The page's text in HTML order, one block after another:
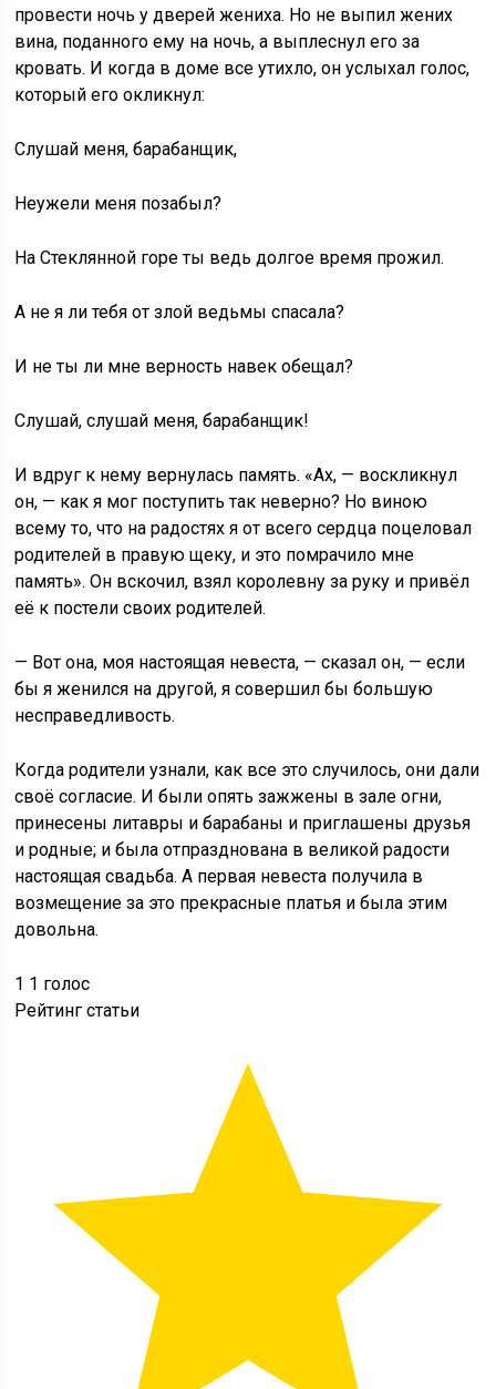
провести ночь у дверей жениха. Но не выпил жених
вина, поданного ему на ночь, а выплеснул его за
кровать. И когда в доме все утихло, он услыхал голос,
который его окликнул:
Слушай меня, барабанщик,
Неужели меня позабыл?
На Стеклянной горе ты ведь долгое время прожил.
А не я ли тебя от злой ведьмы спасала?
И не ты ли мне верность навек обещал?
Слушай, слушай меня, барабанщик!
И вдруг к нему вернулась память. «Ах, — воскликнул
он, — как я мог поступить так неверно? Но виною
всему то, что на радостях я от всего сердца поцеловал
родителей в правую щеку, и это помрачило мне
память». Он вскочил, взял королевну за руку и привёл
её к постели своих родителей.
— Вот она, моя настоящая невеста, — сказал он, — если
бы я женился на другой, я совершил бы большую
несправедливость.
Когда родители узнали, как все это случилось, они дали
своё согласие. И были опять зажжены в зале огни,
принесены литавры и барабаны и приглашены друзья
и родные; и была отпразднована в великой радости
настоящая свадьба. А первая невеста получила в
возмещение за это прекрасные платья и была этим
довольна.
1 1 голос
Рейтинг статьи